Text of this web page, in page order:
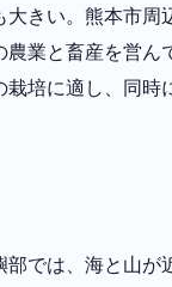
大きい。熊本市
農業と畜産を営
培に適し、同時
では、海と山が